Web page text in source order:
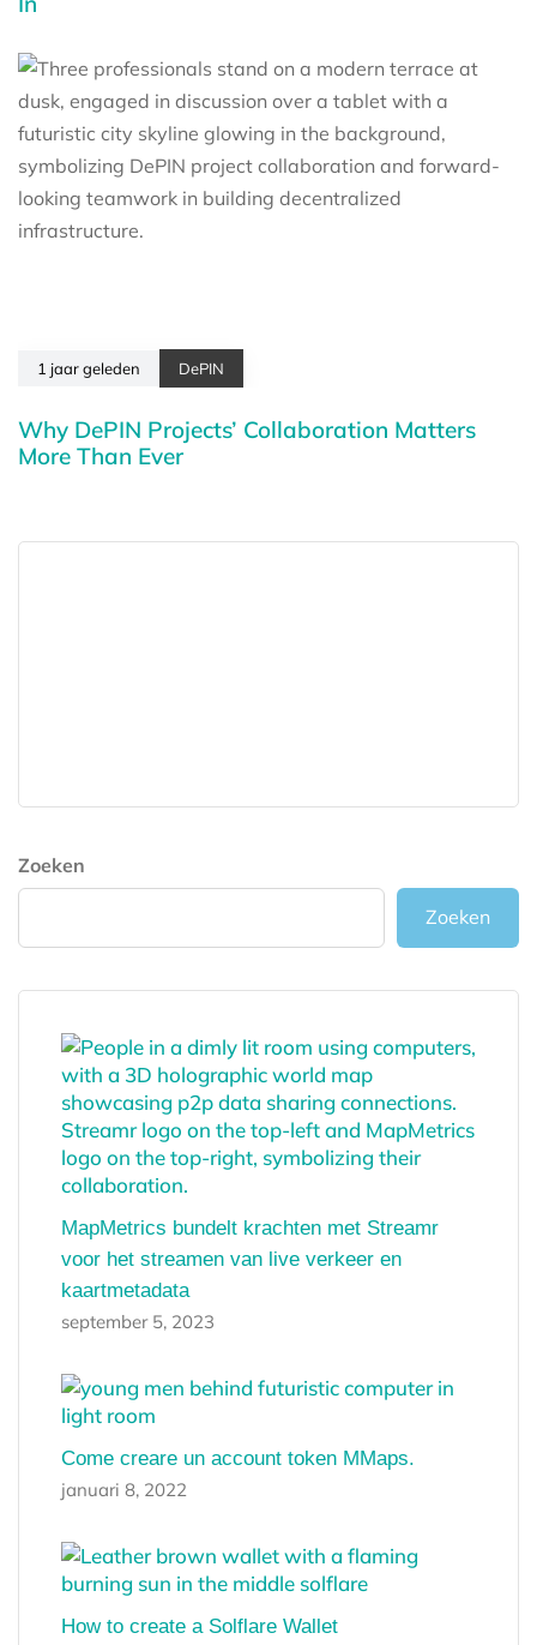
1 jaar geleden DePIN
Why DePIN Projects’ Collaboration Matters
More Than Ever
Zoeken
Zoeken
MapMetrics bundelt krachten met Streamr
voor het streamen van live verkeer en
kaartmetadata
september 5, 2023
Come creare un account token MMaps.
januari 8, 2022
How to create a Solflare Wallet